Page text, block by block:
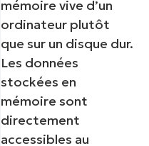
mémoire vive d’un
ordinateur plutôt
que sur un disque dur.
Les données
stockées en
mémoire sont
directement
accessibles au